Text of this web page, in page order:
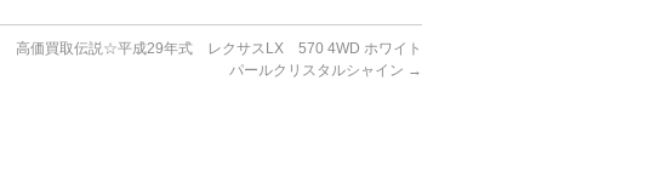
高価買取伝説☆平成29年式 レクサスLX 570 4WD ホワイト
パールクリスタルシャイン →